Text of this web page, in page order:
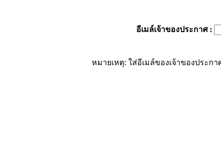
อีเมล์เจ้าของประกาศ:
หมายเหตุ: ใส่อีเมล์ของเจ้าของประก